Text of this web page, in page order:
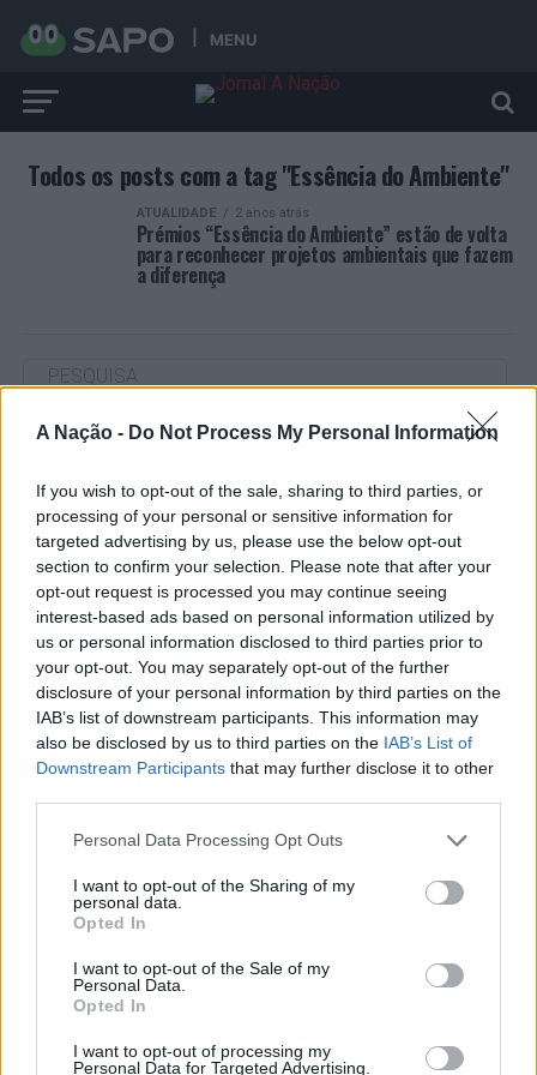
A Nação - Do Not Process My Personal Information
If you wish to opt-out of the sale, sharing to third parties, or
processing of your personal or sensitive information for
targeted advertising by us, please use the below opt-out
section to confirm your selection. Please note that after your
opt-out request is processed you may continue seeing
interest-based ads based on personal information utilized by
us or personal information disclosed to third parties prior to
your opt-out. You may separately opt-out of the further
disclosure of your personal information by third parties on the
IAB’s list of downstream participants. This information may
also be disclosed by us to third parties on the IAB’s List of
Downstream Participants that may further disclose it to other
Personal Data Processing Opt Outs
I want to opt-out of the Sharing of my
personal data.
Opted In
I want to opt-out of the Sale of my
Personal Data.
Opted In
I want to opt-out of processing my
Personal Data for Targeted Advertising.
MENU
Todos os posts com a tag "Essência do Ambiente"
ATUALIDADE 2 anos atrás
Prémios “Essência do Ambiente” estão de volta
para reconhecer projetos ambientais que fazem
a diferença
ARTIGOS RECENTES
“Millennium Estoril Open 2026” regressou ao circuito ATP
com vitória do francês Luca Van Assche
Castelo Branco: “Bienal Internacional de Artes e Ofícios”
promete afirmar artesanato, património e inovação como
“motores de desenvolvimento económico e cultural” do
município português
Covilhã: Especialista aponta investimento estrangeiro e
valorização imobiliária como motores do crescimento da
Beira Interior
FUNCEX para “reforçar inteligência sobre comércio
Esposende acolhe festival de kitesurf